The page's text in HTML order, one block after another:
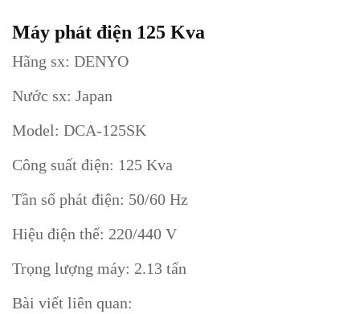
Máy phát điện 125 Kva
Hãng sx: DENYO
Nước sx: Japan
Model: DCA-125SK
Công suất điện: 125 Kva
Tần số phát điện: 50/60 Hz
Hiệu điện thế: 220/440 V
Trọng lượng máy: 2.13 tấn
Bài viết liên quan: